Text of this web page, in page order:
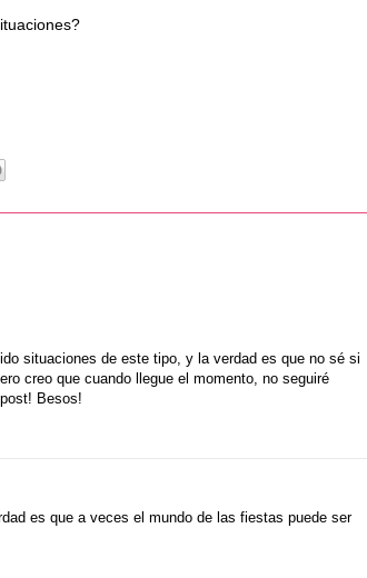
situaciones de este tipo, y la verdad es que no sé si
creo que cuando llegue el momento, no seguiré
Besos!
es que a veces el mundo de las fiestas puede ser